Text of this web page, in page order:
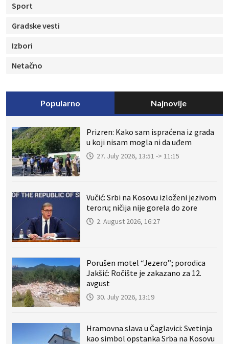
Sport
Gradske vesti
Izbori
Netačno
Popularno Najnovije
Prizren: Kako sam ispraćena iz grada
u koji nisam mogla ni da uđem
27. July 2026, 13:51 -> 11:15
Vučić: Srbi na Kosovu izloženi jezivom
teroru; ničija nije gorela do zore
2. August 2026, 16:27
Porušen motel “Jezero”; porodica
Jakšić: Ročište je zakazano za 12.
avgust
30. July 2026, 13:19
Hramovna slava u Čaglavici: Svetinja
kao simbol opstanka Srba na Kosovu